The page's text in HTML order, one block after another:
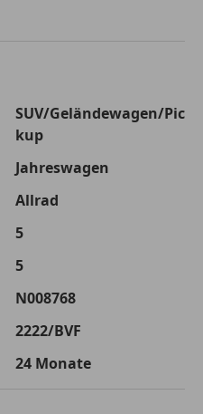
120 Monate
€ 66 000,-
€ 0,-
SUV/Geländewagen/Pic
kup
Jahreswagen
Allrad
5
5
N008768
2222/BVF
24 Monate